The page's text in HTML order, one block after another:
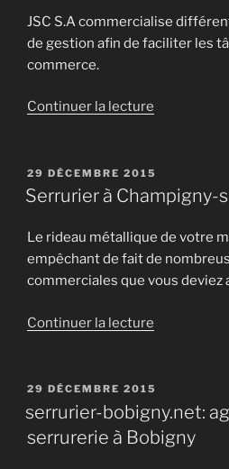
JSC S.A commercialise
de gestion afin de faciliter les
commerce.
Continuer la lecture
:
outils
gestion
pour
PUBLIÉ
LE
29 DÉCEMBRE 2015
Serrurier à Champigny-
Le rideau métallique de votre
empêchant de fait de
commerciales que vous deviez
Continuer la lecture
Champigny-
sur-
Marne »
PUBLIÉ
29 DÉCEMBRE 2015
serrurier-bobigny.net:
serrurerie à Bobigny